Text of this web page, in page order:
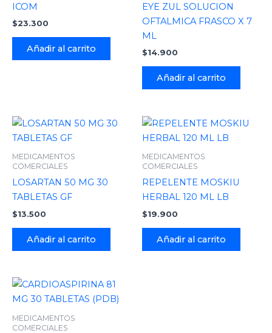
ICOM
$23.300
Añadir al carrito
EYE ZUL SOLUCION
OFTALMICA FRASCO X 7
ML
$14.900
Añadir al carrito
MEDICAMENTOS
COMERCIALES
LOSARTAN 50 MG 30
TABLETAS GF
$13.500
Añadir al carrito
MEDICAMENTOS
COMERCIALES
REPELENTE MOSKIU
HERBAL 120 ML LB
$19.900
Añadir al carrito
MEDICAMENTOS
COMERCIALES